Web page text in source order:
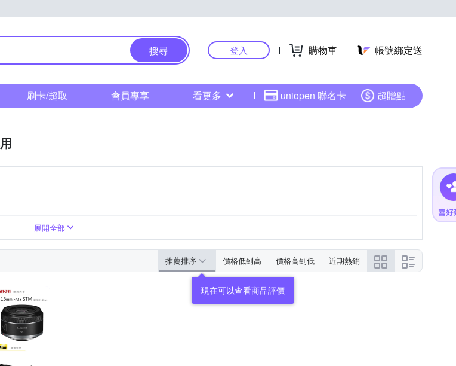
搜尋 登入 購物車 帳號綁定送
刷卡/超取 會員專享 看更多 uniopen 聯名卡 超贈點
展開全部
推薦排序 價格低到高 價格高到低 近期熱銷
現在可以查看商品評價